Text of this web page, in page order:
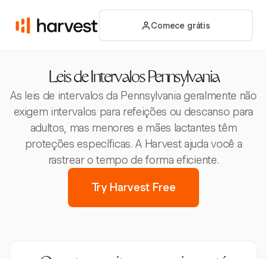
Comece grátis
Leis de Intervalos Pennsylvania
As leis de intervalos da Pennsylvania geralmente não
exigem intervalos para refeições ou descanso para
adultos, mas menores e mães lactantes têm
proteções específicas. A Harvest ajuda você a
rastrear o tempo de forma eficiente.
Try Harvest Free